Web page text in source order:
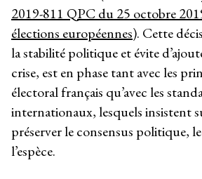
2019-811 QPC du 25 octobre
élections européennes). Cette
la stabilité politique et évite
crise, est en phase tant avec les
électoral français qu’avec les
internationaux, lesquels insistent
préserver le consensus politique,
l’espèce.